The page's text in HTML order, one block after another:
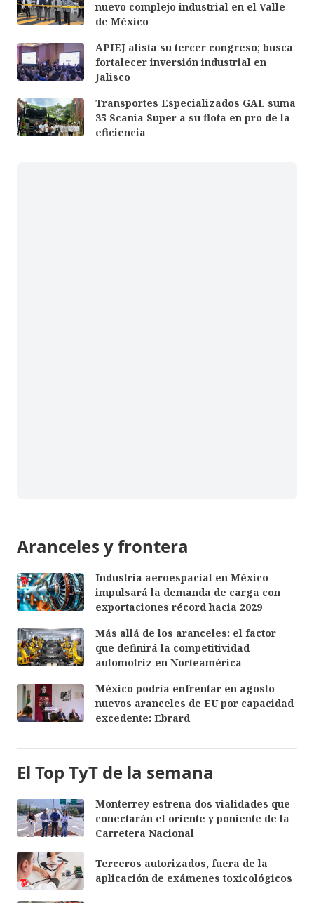
nuevo complejo industrial en el Valle
de México
APIEJ alista su tercer congreso; busca
fortalecer inversión industrial en
Jalisco
Transportes Especializados GAL suma
35 Scania Super a su flota en pro de la
eficiencia
Aranceles y frontera
Industria aeroespacial en México
impulsará la demanda de carga con
exportaciones récord hacia 2029
Más allá de los aranceles: el factor
que definirá la competitividad
automotriz en Norteamérica
México podría enfrentar en agosto
nuevos aranceles de EU por capacidad
excedente: Ebrard
El Top TyT de la semana
Monterrey estrena dos vialidades que
conectarán el oriente y poniente de la
Carretera Nacional
Terceros autorizados, fuera de la
aplicación de exámenes toxicológicos